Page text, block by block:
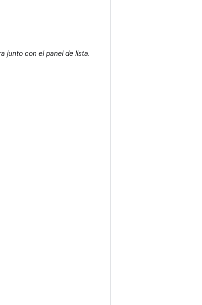
junto con el panel de lista.